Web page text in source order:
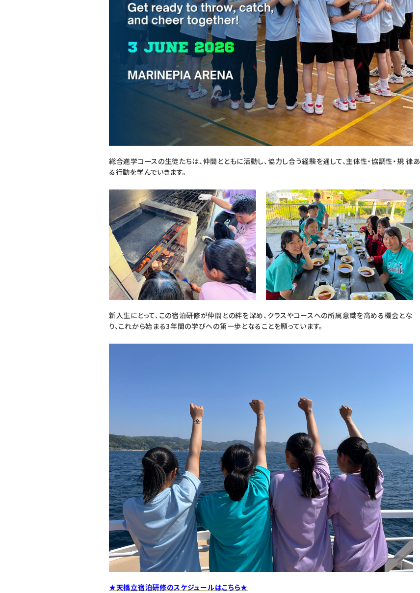
総合進学コースの生徒たちは、仲間とともに活動し、協力し合う経験を通して、主体性・協調性・規 律あ
る行動を学んでいきます。
新入生にとって、この宿泊研修が仲間との絆を深め、クラスやコースへの所属意識を高める機会とな
り、これから始まる3年間の学びへの第一歩となることを願っています。
★天橋立宿泊研修のスケジュールはこちら★